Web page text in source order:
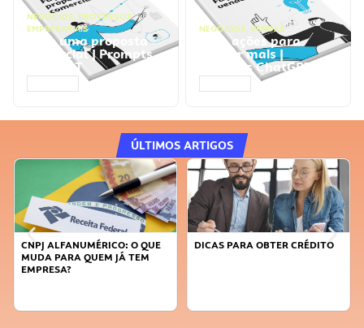
NEGÓCIOS, PROCESSOS
EMPRESARIAIS
Faça uma proposta
comercial | Prompts
ChatGPT
NEGÓCIOS, VENDAS
Faça ações para
vender mais |
Prompts ChatGPT
ÚLTIMOS ARTIGOS
CNPJ ALFANUMÉRICO: O QUE
MUDA PARA QUEM JÁ TEM
EMPRESA?
DICAS PARA OBTER CRÉDITO